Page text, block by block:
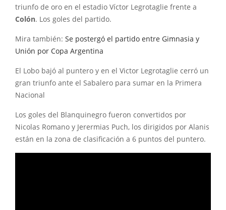
triunfo de oro en el estadio Víctor Legrotaglie frente a
Colón. Los goles del partido.
Mira también: Se postergó el partido entre Gimnasia y
Unión por Copa Argentina
El Lobo bajó al puntero y en el Victor Legrotaglie cerró un
gran triunfo ante el Sabalero para sumar en la Primera
Nacional
Los goles del Blanquinegro fueron convertidos por
Nicolas Romano y Jerermias Puch, los dirigidos por Alanis
están en la zona de clasificación a 6 puntos del puntero.